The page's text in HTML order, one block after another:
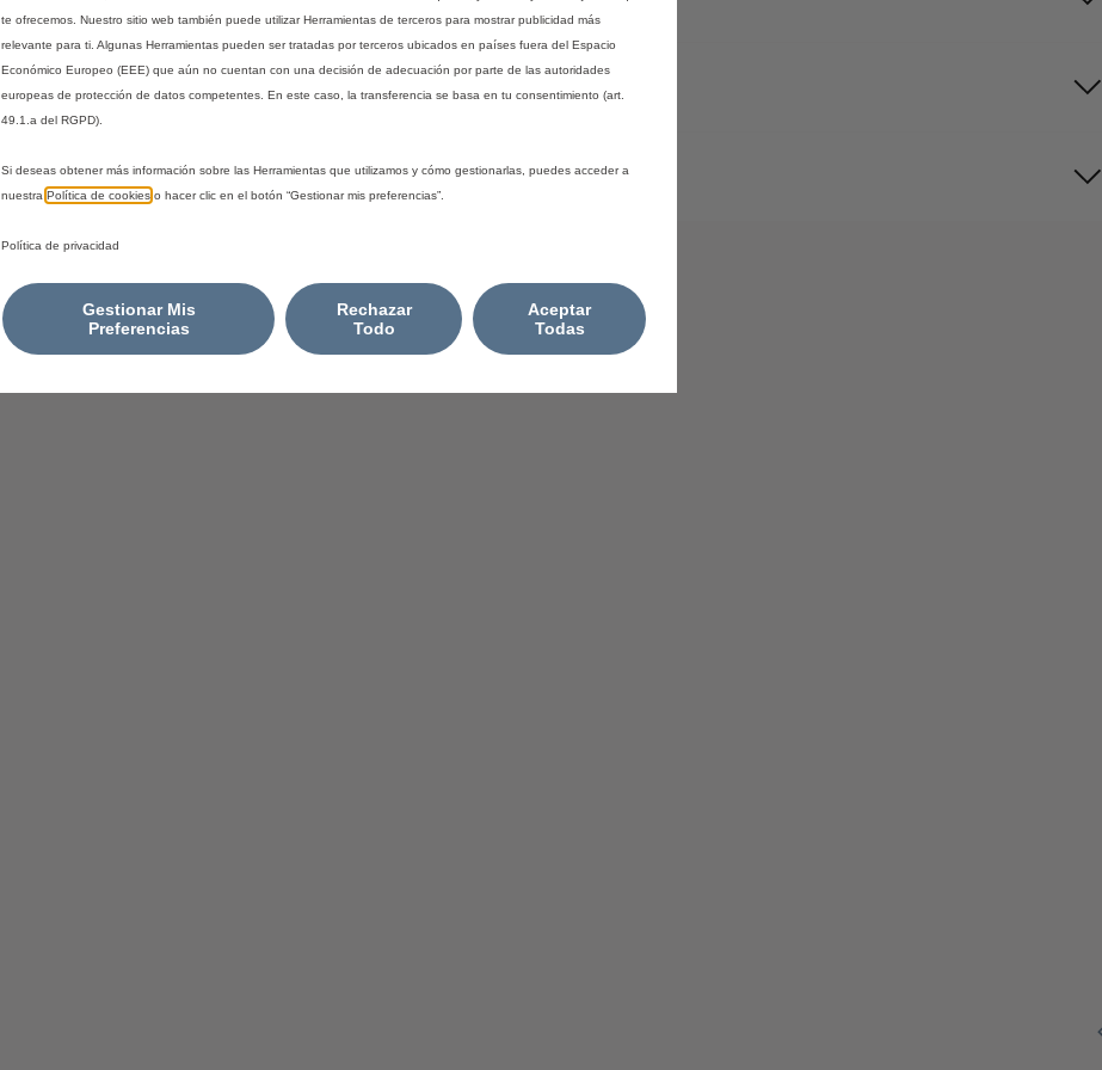
/
u
n
i
d
t
o
:
te ofrecemos. Nuestro sitio web también puede utilizar Herramientas de terceros para mostrar publicidad más
relevante para ti. Algunas Herramientas pueden ser tratadas por terceros ubicados en países fuera del Espacio
Económico Europeo (EEE) que aún no cuentan con una decisión de adecuación por parte de las autoridades
europeas de protección de datos competentes. En este caso, la transferencia se basa en tu consentimiento (art.
49.1.a del RGPD).
Si deseas obtener más información sobre las Herramientas que utilizamos y cómo gestionarlas, puedes acceder a
nuestra Política de cookies o hacer clic en el botón “Gestionar mis preferencias”.
Política de privacidad
Gestionar Mis
Preferencias
Aceptar
Todas
Rechazar
Todo